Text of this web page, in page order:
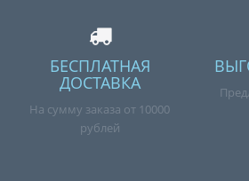
БЕСПЛАТНАЯ
ДОСТАВКА
На сумму заказа от 10000
рублей